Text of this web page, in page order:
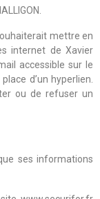
mettre en
internet de Xavier
accessible sur le
d’un hyperlien.
ou de refuser un
ses informations